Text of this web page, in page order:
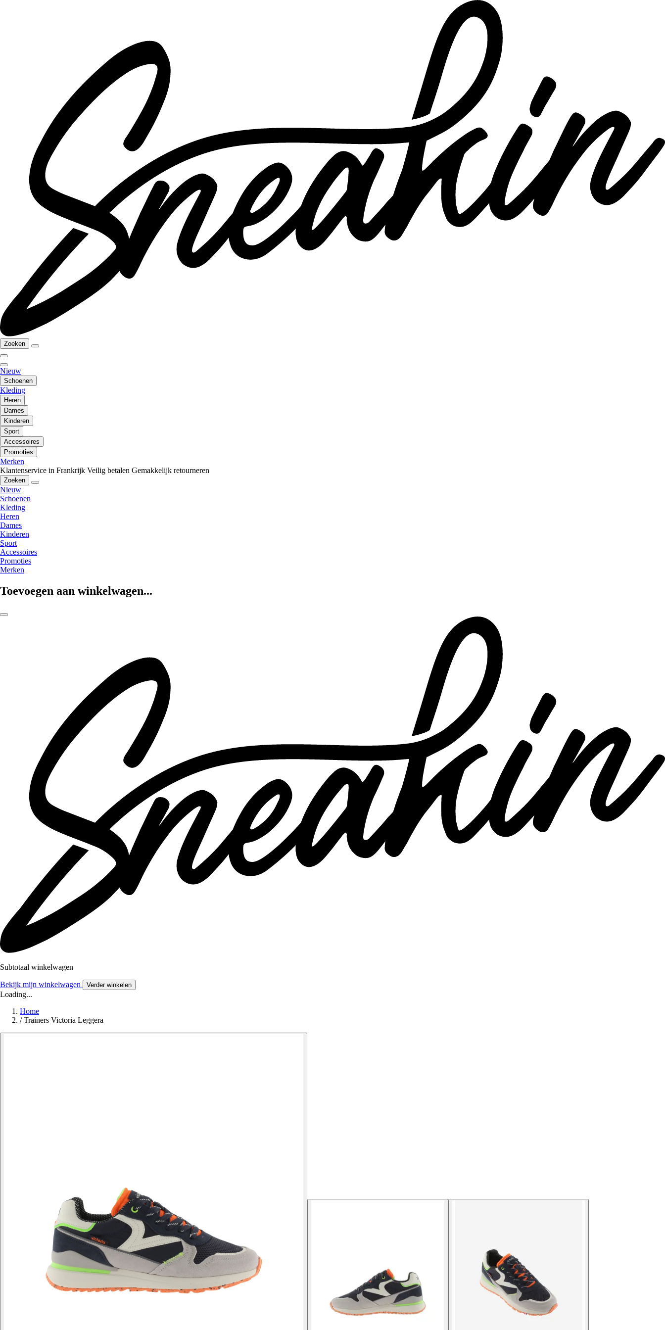
Zoeken
Nieuw
Schoenen
Kleding
Heren
Dames
Kinderen
Sport
Accessoires
Promoties
Merken
Klantenservice in Frankrijk Veilig betalen Gemakkelijk retourneren
Zoeken
Nieuw
Schoenen
Kleding
Heren
Dames
Kinderen
Sport
Accessoires
Promoties
Merken
Toevoegen aan winkelwagen...
Subtotaal winkelwagen
Bekijk mijn winkelwagen Verder winkelen
Loading...
Home
/ Trainers Victoria Leggera